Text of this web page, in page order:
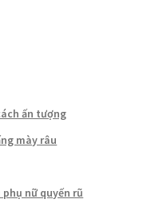
ấn tượng
mày râu
nữ quyến rũ